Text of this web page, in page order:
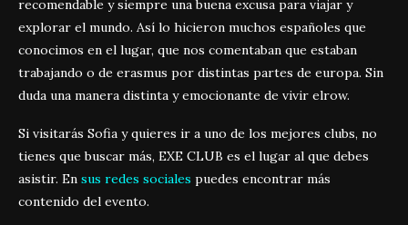
recomendable y siempre una buena excusa para viajar y
explorar el mundo. Así lo hicieron muchos españoles que
conocimos en el lugar, que nos comentaban que estaban
trabajando o de erasmus por distintas partes de europa. Sin
duda una manera distinta y emocionante de vivir elrow.
Si visitarás Sofia y quieres ir a uno de los mejores clubs, no
tienes que buscar más, EXE CLUB es el lugar al que debes
asistir. En sus redes sociales puedes encontrar más
contenido del evento.